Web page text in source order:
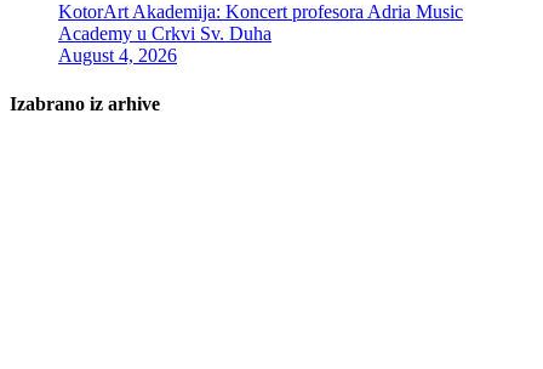
KotorArt Akademija: Koncert profesora Adria Music
Academy u Crkvi Sv. Duha
August 4, 2026
Izabrano iz arhive